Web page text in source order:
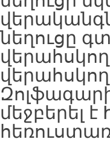
նեղուցը
մեջբերել